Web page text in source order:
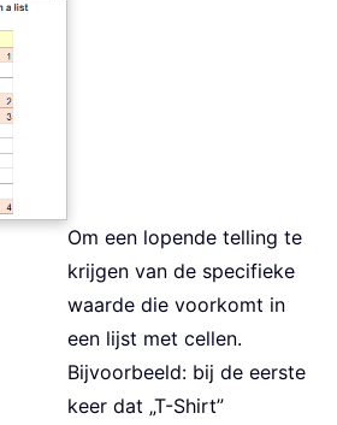
Om een lopende telling te
krijgen van de specifieke
waarde die voorkomt in
een lijst met cellen.
Bijvoorbeeld: bij de eerste
keer dat „T-Shirt”